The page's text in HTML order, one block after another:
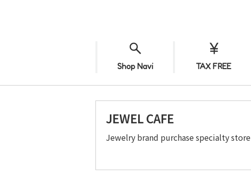
Shop Navi TAX FREE
JEWEL CAFE
Jewelry brand purchase specialty store